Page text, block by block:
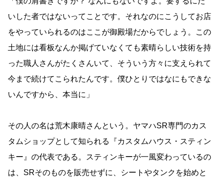
いした者ではないってことです。それなのにこうしてお店
をやっていられるのはここが御殿場だからでしょう。この
土地には看板なんか掲げていなくても素晴らしい技術を持
った職人さんがたくさんいて、そういう方々に支えられて
今まで続けてこられたんです。僕ひとりではなにもできな
いんですから、本当に」
その人の名は荒木康晴さんという。ヤマハSR専門のカス
タムショップとして知られる『カスタムハウス・スティン
キー』の代表である。スティンキーが一風変わっているの
は、SRそのものを販売せずに、シートやタンクを始めと